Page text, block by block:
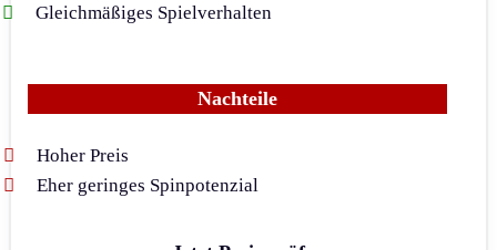
Gleichmäßiges Spielverhalten
Nachteile
Hoher Preis
Eher geringes Spinpotenzial